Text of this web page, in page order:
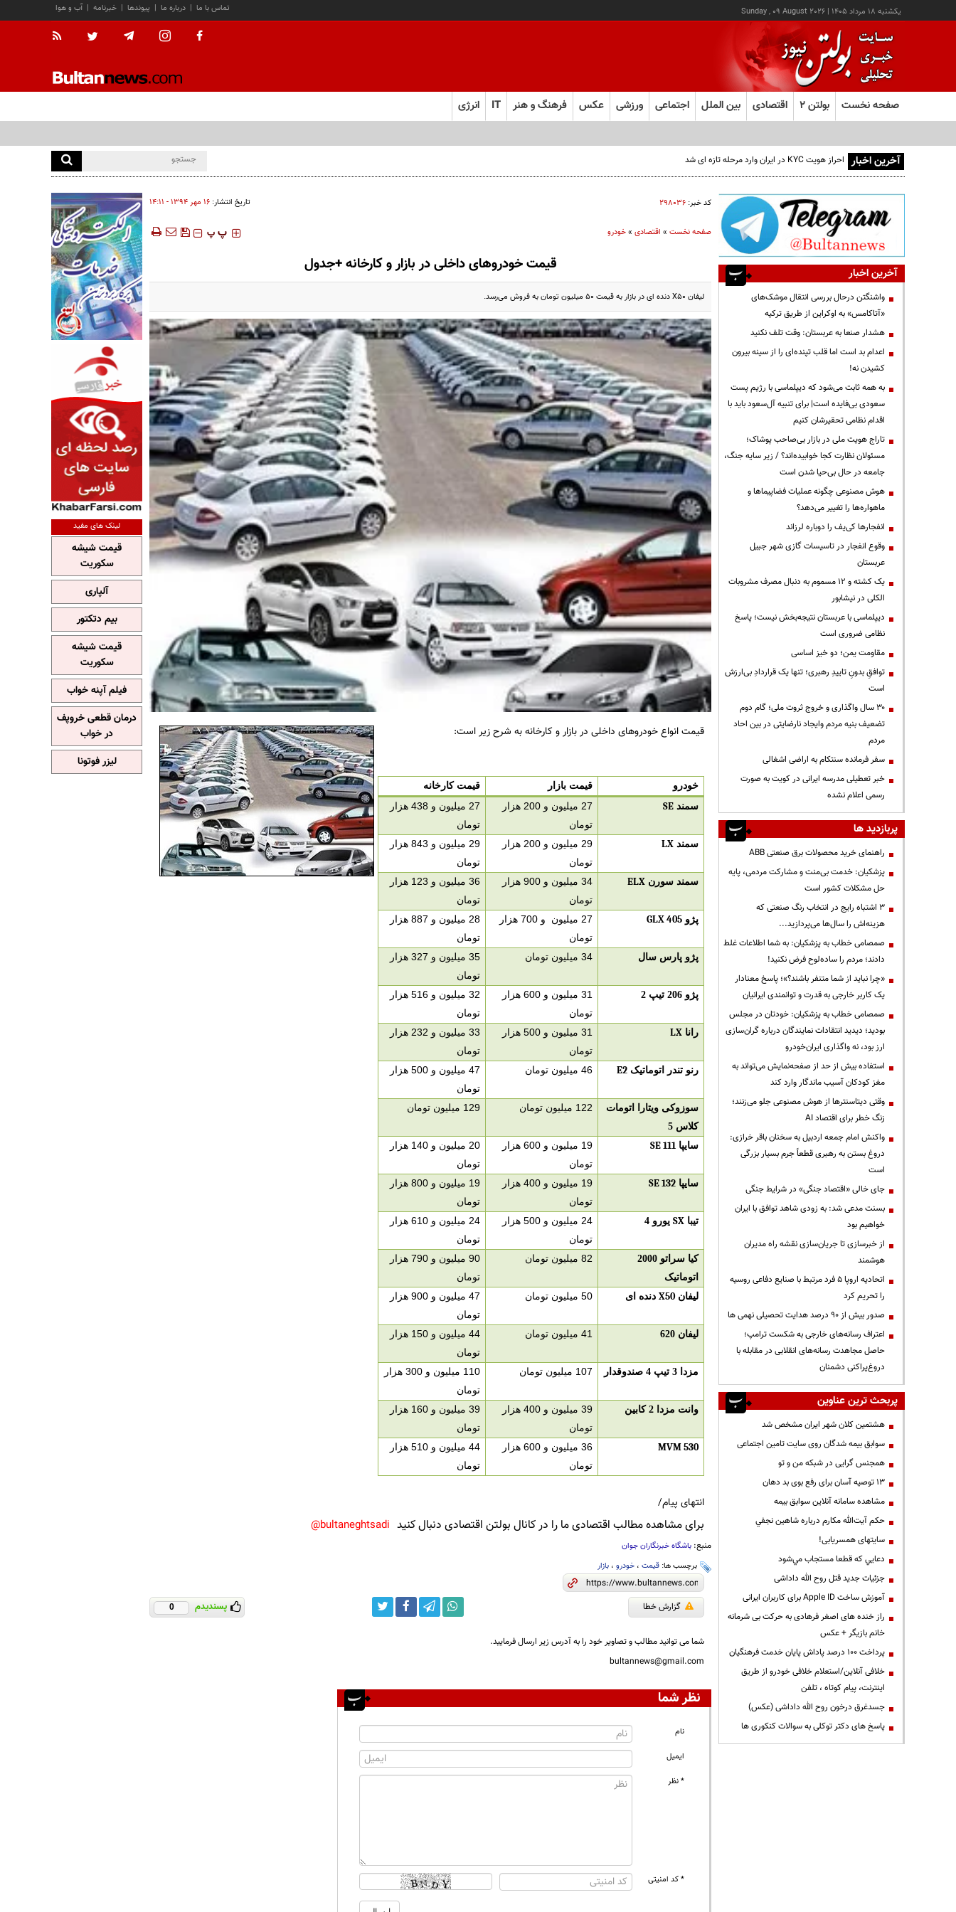
يکشنبه ۱۸ مرداد ۱۴۰۵ |
Sunday , 09 August 2026 آب و هوا | خبرنامه | پیوندها | درباره ما | تماس با ما
صفحه نخست بولتن ۲ اقتصادی بین الملل اجتماعی ورزشی عکس فرهنگ و هنر IT انرژی
آخرین اخبار احراز هویت KYC در ایران وارد مرحله تازه ای شد
کد خبر: ۲۹۸۰۳۶ تاریخ انتشار: ۱۶ مهر ۱۳۹۴ - ۱۴:۱۱
صفحه نخست» اقتصادی»خودرو ‍‍‍ پ پ
قیمت خودروهای داخلی در بازار و کارخانه +جدول
لیفان X50 دنده ای در بازار به قیمت 50 میلیون تومان به فروش می‌رسد.
قیمت انواع خودروهای داخلی در بازار و کارخانه به شرح زیر است:
خودرو قیمت بازار
قیمت کارخانه
سمند SE
27 میلیون و 200 هزار
تومان
27 میلیون و 438 هزار
تومان
سمند LX
29 میلیون و 200 هزار
تومان
29 میلیون و 843 هزار
تومان
سمند سورن ELX
34 میلیون و 900 هزار
تومان
36 میلیون و 123 هزار
تومان
پژو GLX 405
27 میلیون و 700 هزار
تومان
28 میلیون و 887 هزار
تومان
پژو پارس سال
34 میلیون تومان
35 میلیون و 327 هزار
تومان
پژو 206 تیپ 2
31 میلیون و 600 هزار
تومان
32 میلیون و 516 هزار
تومان
رانا LX
31 میلیون و 500 هزار
تومان
33 میلیون و 232 هزار
تومان
رنو تندر اتوماتیک E2 46 میلیون تومان
47 میلیون و 500 هزار
تومان
سوزوکی ویتارا اتومات
کلاس 5
122 میلیون تومان 129 میلیون تومان
سایپا SE 111
19 میلیون و 600 هزار
تومان
20 میلیون و 140 هزار
تومان
سایپا SE 132
19 میلیون و 400 هزار
تومان
19 میلیون و 800 هزار
تومان
تیبا SXیورو 4
24 میلیون و 500 هزار
تومان
24 میلیون و 610 هزار
تومان
کیا سراتو 2000
اتوماتیک
82 میلیون تومان
90 میلیون و 790 هزار
تومان
لیفانX50دنده ای 50 میلیون تومان
47 میلیون و 900 هزار
تومان
لیفان 620
41 میلیون تومان
44 میلیون و 150 هزار
تومان
مزدا 3 تیپ 4 صندوقدار
107 میلیون تومان
110 میلیون و 300 هزار
تومان
وانت مزدا 2 کابین
39 میلیون و 400 هزار
تومان
39 میلیون و 160 هزار
تومان
MVM 530
36 میلیون و 600 هزار
تومان
44 میلیون و 510 هزار
تومان
انتهای پیام/
برای مشاهده مطالب اقتصادی ما را در کانال بولتن اقتصادی دنبال کنید bultaneghtsadi@
منبع: باشگاه خبرنگاران جوان
برچسب ها: قیمت، خودرو، بازار
گزارش خطا پسندیدم 0
شما می توانید مطالب و تصاویر خود را به آدرس زیر ارسال فرمایید.
bultannews@gmail.com
نظر شما
نام
ایمیل
* نظر
* کد امنیتی
آخرین اخبار
واشنگتن درحال بررسی انتقال موشک‌های
«آتاکامس» به اوکراین از طریق ترکیه
هشدار صنعا به عربستان: وقت تلف نکنید
اعدام بد است اما قلب تپنده‌ای را از سینه بیرون
کشیدن نه!
به همه ثابت می‌شود که دیپلماسی با رژیم پست
سعودی بی‌فایده است| برای تنبیه آل‌سعود باید با
اقدام نظامی تحقیرشان کنیم
تاراج هویت ملی در بازار بی‌صاحب پوشاک؛
مسئولان نظارت کجا خوابیده‌اند؟ / زیر سایه جنگ،
جامعه در حال بی‌حیا شدن است
هوش مصنوعی چگونه عملیات فضاپیماها و
ماهواره‌ها را تغییر می‌دهد؟
انفجارها کی‌یف را دوباره لرزاند
وقوع انفجار در تاسیسات گازی شهر جبیل
عربستان
یک کشته و ۱۲ مسموم به دنبال مصرف مشروبات
الکلی در نیشابور
دیپلماسی با عربستان نتیجه‌بخش نیست؛ پاسخ
نظامی ضروری است
مقاومت یمن؛ دو خیز اساسی
توافقِ بدونِ تاییدِ رهبری؛ تنها یک قراردادِ بی‌ارزش
است
۳۰ سال واگذاری و خروج ثروت ملی؛ گام دوم
تضعیف بنیه مردم وایجاد نارضایتی در بین احاد
مردم
سفر فرمانده سنتکام به اراضی اشغالی
خبر تعطیلی مدرسه ایرانی در کویت به صورت
رسمی اعلام نشده
پربازدید ها
راهنمای خرید محصولات برق صنعتی ABB
پزشکیان: خدمت بی‌منت و مشارکت مردمی، پایه
حل مشکلات کشور است
3 اشتباه رایج در انتخاب رنگ صنعتی که
هزینه‌اش را سال‌ها می‌پردازید...
صمصامی خطاب به پزشکیان: به شما اطلاعات غلط
دادند؛ مردم را ساده‌لوح فرض نکنید!
«چرا نباید از شما متنفر باشند؟»؛ پاسخ معنادار
یک کاربر خارجی به قدرت و توانمندی ایرانیان
صمصامی خطاب به پزشکیان: خودتان در مجلس
بودید؛ دیدید انتقادات نمایندگان درباره گران‌سازی
ارز بود، نه واگذاری ایران‌خودرو
استفاده بیش از حد از صفحه‌نمایش می‌تواند به
مغز کودکان آسیب ماندگار وارد کند
وقتی دیتاسنترها از هوش مصنوعی جلو می‌زنند؛
زنگ خطر برای اقتصاد AI
واکنش امام جمعه اردبیل به سخنان باقر خرازی:
دروغ بستن به رهبری قطعاً جرم بسیار بزرگی
است
جای خالی «اقتصاد جنگی» در شرایط جنگی
بسنت مدعی شد: به زودی شاهد توافق با ایران
خواهیم بود
از خبرسازی تا جریان‌سازی نقشه راه مدیران
هوشمند
اتحادیه اروپا ۵ فرد مرتبط با صنایع دفاعی روسیه
را تحریم کرد
صدور بیش از ۹۰ درصد هدایت تحصیلی نهمی ها
اعتراف رسانه‌های خارجی به شکست ترامپ؛
حاصل مجاهدت رسانه‌های انقلابی در مقابله با
دروغ‌پراکنی دشمنان
پربحث ترین عناوین
هشتمین کلان شهر ایران مشخص شد
سوابق بیمه شدگان روی سایت تامین اجتماعی
همجنس گرایی در شبکه من و تو
13 توصیه آسان برای رفع بوی بد دهان
مشاهده سامانه آنلاين سوابق بیمه
حكم آيت‌الله مكارم درباره شاهين نجفي
سایتهای همسریابی!
دعايي كه قطعا مستجاب مي‌شود
جزئیات جدید قتل روح الله داداشی
آموزش ساخت Apple ID برای کاربران ایرانی
راز خنده های اصغر فرهادی به حرکت بی شرمانه
خانم بازیگر + عکس
پرداخت ۱۰۰ درصد پاداش پایان خدمت فرهنگیان
خلافی آنلاین/استعلام خلافی خودرو از طریق
اینترنت، پیام کوتاه ، تلفن
جسدغرق درخون روح الله داداشی (عکس)
پاسخ های دکتر توکلی به سوالات کنکوری ها
لینک های مفید
قیمت شیشه
سکوریت
آلپاری
بیم دتکتور
قیمت شیشه
سکوریت
فیلم آپنه خواب
درمان قطعی خروپف
در خواب
لیزر فوتونا